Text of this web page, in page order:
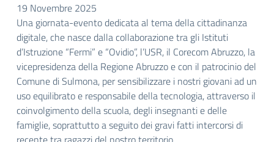
19 Novembre 2025
Una giornata-evento dedicata al tema della cittadinanza
digitale, che nasce dalla collaborazione tra gli Istituti
d’Istruzione “Fermi” e “Ovidio”, l’USR, il Corecom Abruzzo, la
vicepresidenza della Regione Abruzzo e con il patrocinio del
Comune di Sulmona, per sensibilizzare i nostri giovani ad un
uso equilibrato e responsabile della tecnologia, attraverso il
coinvolgimento della scuola, degli insegnanti e delle
famiglie, soprattutto a seguito dei gravi fatti intercorsi di